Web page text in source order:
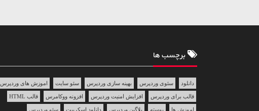
برچسب ها
دانلود سئوی وردپرس بهینه سازی وردپرس سئو سایت اموزش های وردپرس
قالب برای وردپرس افزایش امنیت وردپرس افزونه ووکامرس قالب HTML
اموزش ها پوسته پلاگین وردپرس دانلود اسکریپت سئو وردپرس